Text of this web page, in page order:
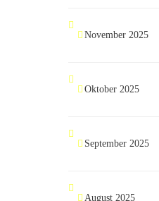
November 2025
Oktober 2025
September 2025
August 2025